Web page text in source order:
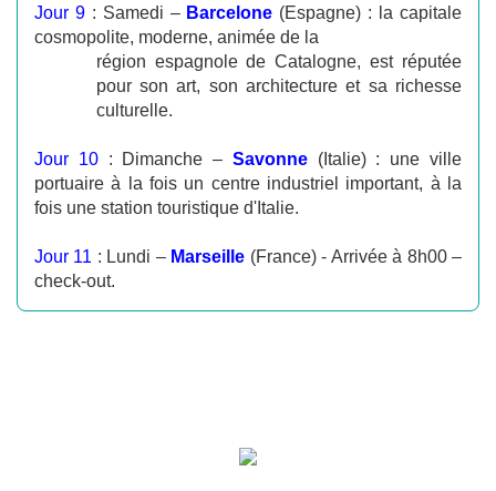
Jour 9 : Samedi – Barcelone (Espagne) : la capitale
cosmopolite, moderne, animée de la
région espagnole de Catalogne, est réputée
pour son art, son architecture et sa richesse
culturelle.
Jour 10 : Dimanche – Savonne(Italie) : une ville
portuaire à la fois un centre industriel important, à la
fois une station touristique d'Italie.
Jour 11 : Lundi – Marseille (France) - Arrivée à 8h00 –
check-out.